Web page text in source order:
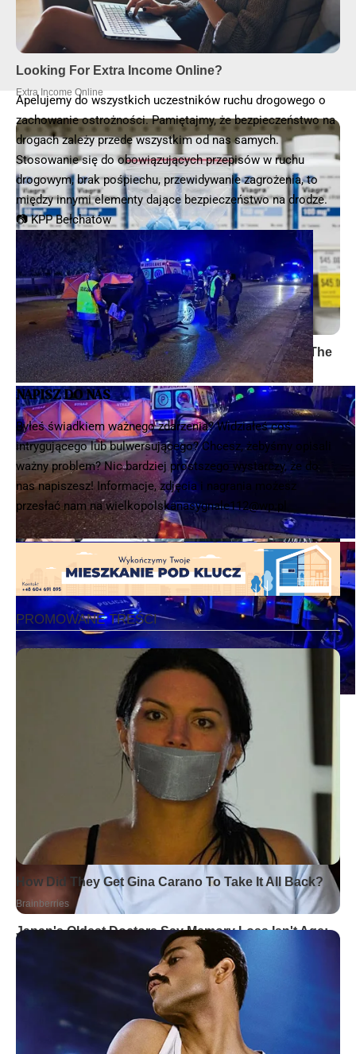
Apelujemy do wszystkich uczestników ruchu drogowego o
zachowanie ostrożności. Pamiętajmy, że bezpieczeństwo na
drogach zależy przede wszystkim od nas samych.
Stosowanie się do obowiązujących przepisów w ruchu
drogowym, brak pośpiechu, przewidywanie zagrożenia, to
między innymi elementy dające bezpieczeństwo na drodze.
📷 KPP Bełchatów
NAPISZ DO NAS
Byłeś świadkiem ważnego zdarzenia? Widziałeś coś
intrygującego lub bulwersującego? Chcesz, żebyśmy opisali
ważny problem? Nic bardziej prostszego wystarczy, że do
nas napiszesz! Informacje, zdjęcia i nagrania możesz
przesłać nam nawielkopolskanasygnale112@wp.pl